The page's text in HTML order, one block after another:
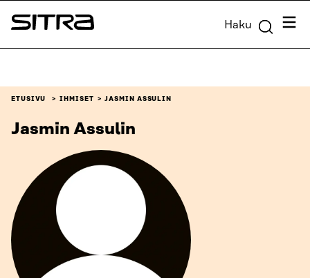
Siirry
suoraan
Sitra Haku
ETUSIVU IHMISET JASMIN ASSULIN
Jasmin Assulin